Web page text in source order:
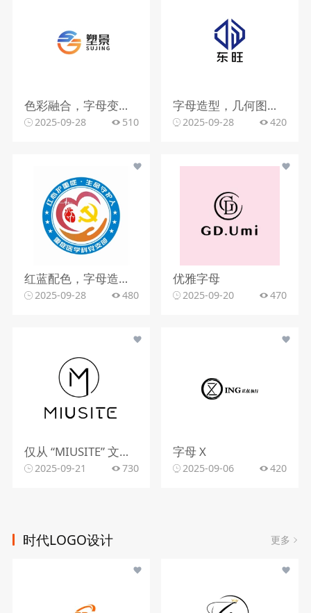
色彩融合，字母变形，文字搭配
2025-09-28 510
字母造型，几何图形，蓝色调
2025-09-28 420
红蓝配色，字母造型，文字组合
2025-09-28 480
优雅字母
2025-09-20 470
仅从 “MIUSITE” 文字和字母 “M” 的图形标识，难以精准判断行业。
2025-09-21 730
字母 X
2025-09-06 420
时代LOGO设计 更多